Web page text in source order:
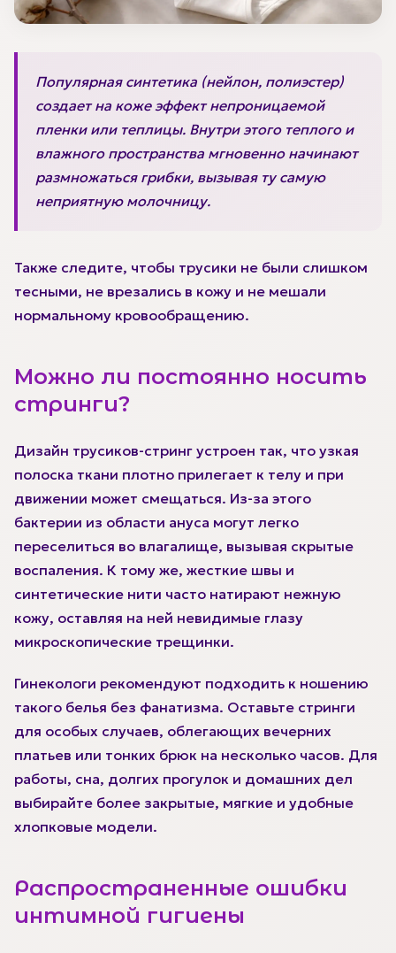
Популярная синтетика (нейлон, полиэстер)
создает на коже эффект непроницаемой
пленки или теплицы. Внутри этого теплого и
влажного пространства мгновенно начинают
размножаться грибки, вызывая ту самую
неприятную молочницу.
Также следите, чтобы трусики не были слишком
тесными, не врезались в кожу и не мешали
нормальному кровообращению.
Можно ли постоянно носить
стринги?
Дизайн трусиков-стринг устроен так, что узкая
полоска ткани плотно прилегает к телу и при
движении может смещаться. Из-за этого
бактерии из области ануса могут легко
переселиться во влагалище, вызывая скрытые
воспаления. К тому же, жесткие швы и
синтетические нити часто натирают нежную
кожу, оставляя на ней невидимые глазу
микроскопические трещинки.
Гинекологи рекомендуют подходить к ношению
такого белья без фанатизма. Оставьте стринги
для особых случаев, облегающих вечерних
платьев или тонких брюк на несколько часов. Для
работы, сна, долгих прогулок и домашних дел
выбирайте более закрытые, мягкие и удобные
хлопковые модели.
Распространенные ошибки
интимной гигиены